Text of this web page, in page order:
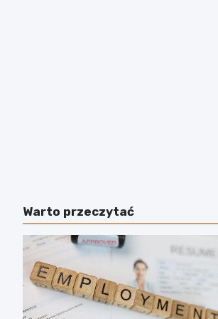
Warto przeczytać